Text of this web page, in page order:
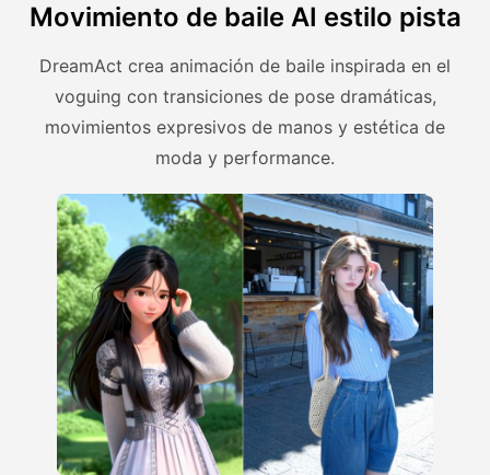
Movimiento de baile AI estilo pista
DreamAct crea animación de baile inspirada en el
voguing con transiciones de pose dramáticas,
movimientos expresivos de manos y estética de
moda y performance.